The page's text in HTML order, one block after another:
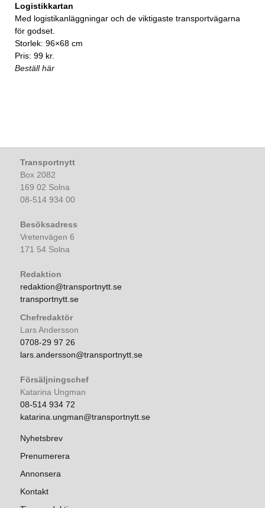
Logistikkartan
Med logistikanläggningar och de viktigaste transportvägarna
för godset.
Storlek: 96×68 cm
Pris: 99 kr.
Beställ här
Transportnytt
Box 2082
169 02 Solna
08-514 934 00
Besöksadress
Vretenvägen 6
171 54 Solna
Redaktion
redaktion@transportnytt.se
transportnytt.se
Chefredaktör
Lars Andersson
0708-29 97 26
lars.andersson@transportnytt.se
Försäljningschef
Katarina Ungman
08-514 934 72
katarina.ungman@transportnytt.se
Nyhetsbrev
Prenumerera
Annonsera
Kontakt